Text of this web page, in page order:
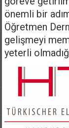
önemli bir
Öğretmen
gelişmeyi
yeterli